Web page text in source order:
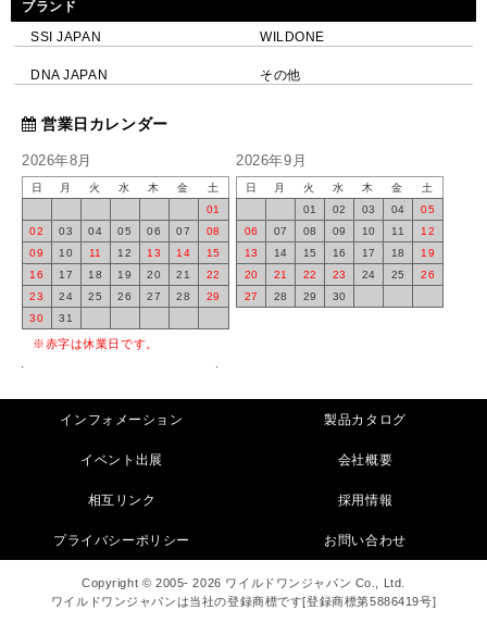
ブランド
SSI JAPAN WILDONE
DNA JAPAN その他
営業日カレンダー
2026年8月
日 月 火 水 木 金
土
01
02
03 04 05 06 07
08
09
10 11 12 13 14
15
16
17 18 19 20 21
22
23
24 25 26 27 28
29
30
31
2026年9月
日 月 火 水 木 金
土
01
02 03 04
05
06
07 08 09 10 11
12
13
14 15 16 17 18
19
20
21 22 23 24 25
26
27
28 29 30
※赤字は休業日です。
インフォメーション 製品カタログ
イベント出展 会社概要
相互リンク 採用情報
プライバシーポリシー お問い合わせ
Copyright © 2005- 2026 ワイルドワンジャパン Co., Ltd.
ワイルドワンジャパンは当社の登録商標です[登録商標第5886419号]